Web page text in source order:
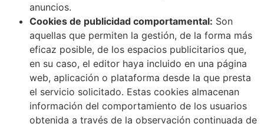
anuncios.
Cookies de publicidad comportamental: Son
aquellas que permiten la gestión, de la forma más
eficaz posible, de los espacios publicitarios que,
en su caso, el editor haya incluido en una página
web, aplicación o plataforma desde la que presta
el servicio solicitado. Estas cookies almacenan
información del comportamiento de los usuarios
obtenida a través de la observación continuada de